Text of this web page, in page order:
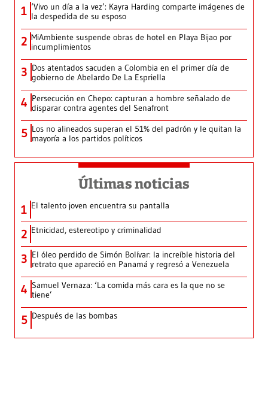
1 ‘Vivo un día a la vez’: Kayra Harding comparte imágenes de
la despedida de su esposo
2 MiAmbiente suspende obras de hotel en Playa Bijao por
incumplimientos
3 Dos atentados sacuden a Colombia en el primer día de
gobierno de Abelardo De La Espriella
4 Persecución en Chepo: capturan a hombre señalado de
disparar contra agentes del Senafront
5 Los no alineados superan el 51% del padrón y le quitan la
mayoría a los partidos políticos
Últimas noticias
1 El talento joven encuentra su pantalla​
2 Etnicidad, estereotipo y criminalidad
3 El óleo perdido de Simón Bolívar: la increíble historia del
retrato que apareció en Panamá y regresó a Venezuela
4 Samuel Vernaza: ‘La comida más cara es la que no se
tiene’
5 Después de las bombas